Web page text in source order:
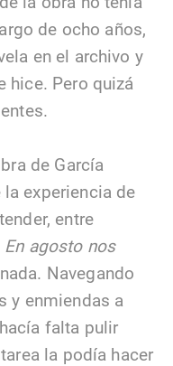
de ocho años,
en el archivo y
hice. Pero quizá
de García
experiencia de
entre
En agosto nos
Navegando
y enmiendas a
falta pulir
la podía hacer